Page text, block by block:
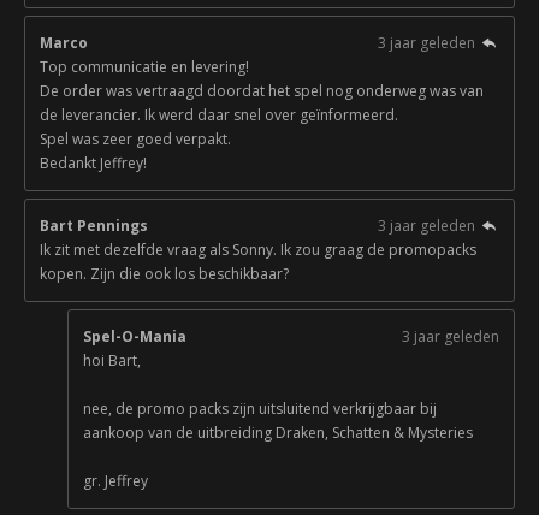
Marco
3 jaar geleden
Top communicatie en levering!
De order was vertraagd doordat het spel nog onderweg was van
de leverancier. Ik werd daar snel over geïnformeerd.
Spel was zeer goed verpakt.
Bedankt Jeffrey!
Bart Pennings
3 jaar geleden
Ik zit met dezelfde vraag als Sonny. Ik zou graag de promopacks
kopen. Zijn die ook los beschikbaar?
Spel-O-Mania
3 jaar geleden
hoi Bart,
nee, de promo packs zijn uitsluitend verkrijgbaar bij
aankoop van de uitbreiding Draken, Schatten & Mysteries
gr. Jeffrey